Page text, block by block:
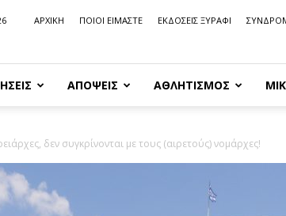
ΑΡΧΙΚΗ ΠΟΙΟΙ ΕΙΜΑΣΤΕ ΕΚΔΟΣΕΙΣ ΞΥΡΑΦΙ
ΑΠΟΨΕΙΣ ΑΘΛΗΤΙΣΜΟΣ
δεν συγκρίνονται με τους (αιρετούς) νομάρχες!